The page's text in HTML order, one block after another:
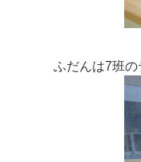
ふだんは7班の